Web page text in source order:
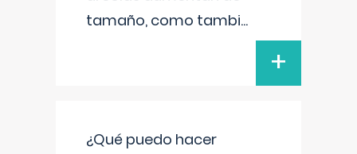
tamaño, como tambi...
+
¿Qué puedo hacer